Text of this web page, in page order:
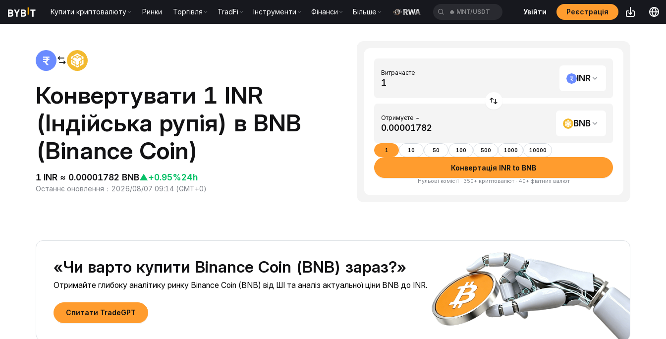
Купити криптовалюту Ринки Торгівля TradFi Інструменти Фінанси Більше 🔥 BTC/USDT Увійти Реєстрація
Конвертувати 1 INR
(Індійська рупія) в BNB
(Binance Coin)
1 INR ≈ 0.00001782 BNB▲+0.95%24h
Останнє оновлення ： 2026/08/07 09:14 (GMT+0)
Витрачаєте
INR
Отримуєте ~
BNB
1 10 50 100 500 1000 10000
Конвертація INR to BNB
Нульові комісії · 350+ криптовалют · 40+ фіатних валют
«Чи варто купити Binance Coin (BNB) зараз?»
Отримайте глибоку аналітику ринку Binance Coin (BNB) від ШІ та аналіз актуальної ціни BNB до INR.
Спитати TradeGPT